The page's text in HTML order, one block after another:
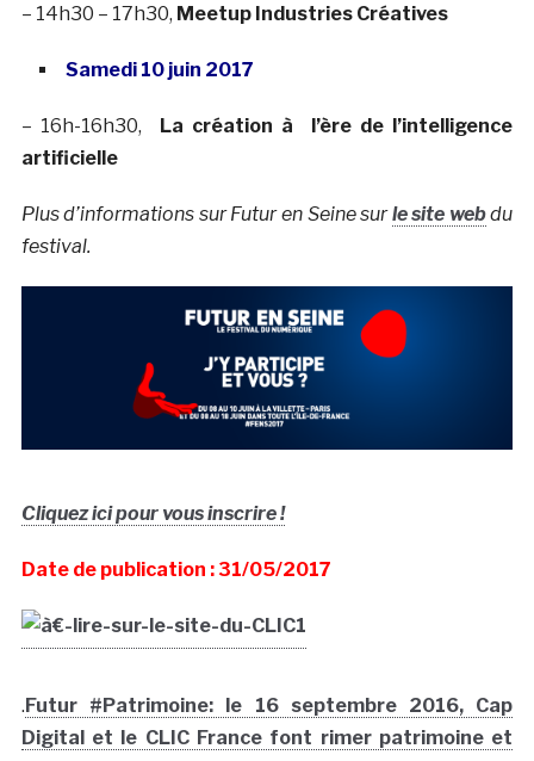
– 14h30 – 17h30, Meetup Industries Créatives
Samedi 10 juin 2017
– 16h-16h30, La création à l’ère de l’intelligence
artificielle
Plus d’informations sur Futur en Seine surle site webdu
festival.
Cliquez ici pour vous inscrire !
Date de publication : 31/05/2017
. Futur #Patrimoine: le 16 septembre 2016, Cap
Digital et le CLIC France font rimer patrimoine et